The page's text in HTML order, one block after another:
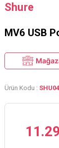
Shure
MV6 USB
Ürün Kodu :